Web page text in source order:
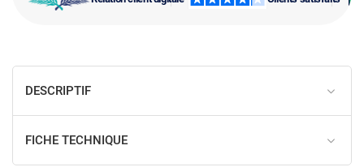
DESCRIPTIF
FICHE TECHNIQUE